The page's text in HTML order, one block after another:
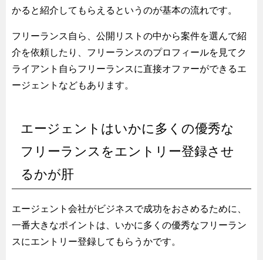
かると紹介してもらえるというのが基本の流れです。
フリーランス自ら、公開リストの中から案件を選んで紹
介を依頼したり、フリーランスのプロフィールを見てク
ライアント自らフリーランスに直接オファーができるエ
ージェントなどもあります。
エージェントはいかに多くの優秀な
フリーランスをエントリー登録させ
るかが肝
エージェント会社がビジネスで成功をおさめるために、
一番大きなポイントは、いかに多くの優秀なフリーラン
スにエントリー登録してもらうかです。